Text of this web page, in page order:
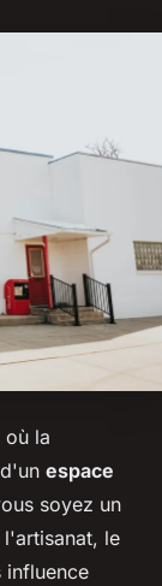
où la
espace
soyez un
le
influence